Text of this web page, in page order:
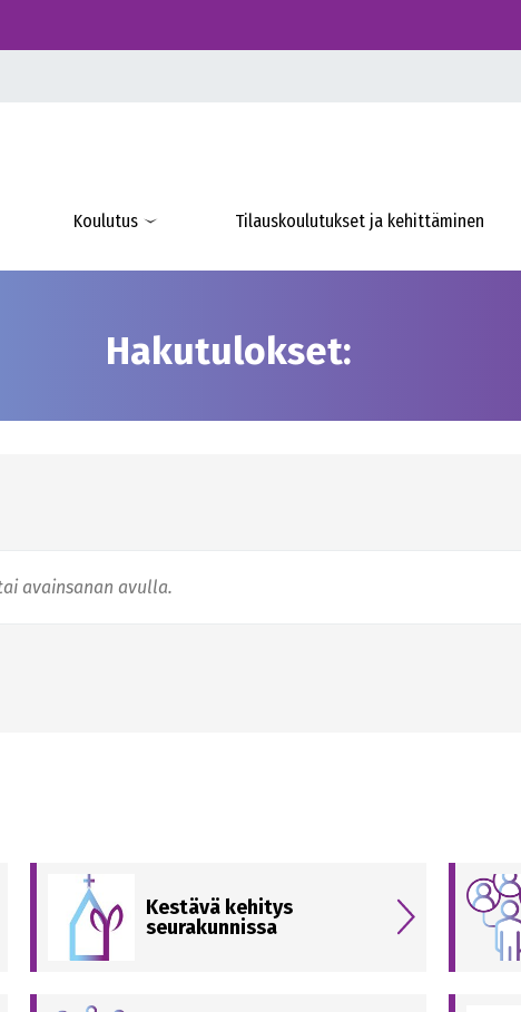
Koulutus Tilauskoulutukset ja kehittäminen
Hakutulokset:
Kestävä kehitys
seurakunnissa